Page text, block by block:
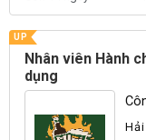
UP
Nhân viên Hành
dụng